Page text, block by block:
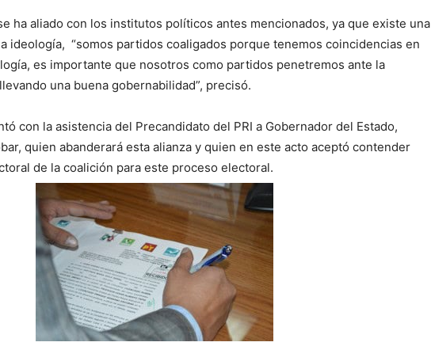
ha aliado con los institutos políticos antes mencionados, ya que existe una
ideología, “somos partidos coaligados porque tenemos coincidencias en
es importante que nosotros como partidos penetremos ante la
una buena gobernabilidad”, precisó.
con la asistencia del Precandidato del PRI a Gobernador del Estado,
quien abanderará esta alianza y quien en este acto aceptó contender
de la coalición para este proceso electoral.